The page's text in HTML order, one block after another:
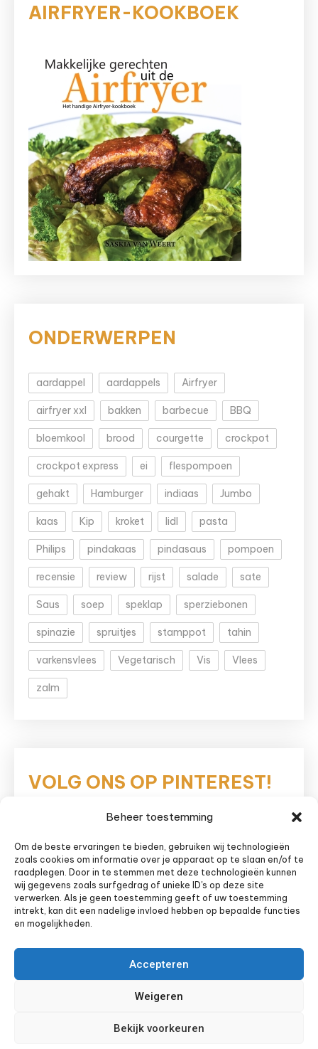
Beheer toestemming
Om de beste ervaringen te bieden, gebruiken wij technologieën
zoals cookies om informatie over je apparaat op te slaan en/of te
raadplegen. Door in te stemmen met deze technologieën kunnen
wij gegevens zoals surfgedrag of unieke ID's op deze site
verwerken. Als je geen toestemming geeft of uw toestemming
intrekt, kan dit een nadelige invloed hebben op bepaalde functies
en mogelijkheden.
Accepteren
Weigeren
Bekijk voorkeuren
AIRFRYER-KOOKBOEK
ONDERWERPEN
aardappel aardappels Airfryer
airfryer xxl bakken barbecue BBQ
bloemkool brood courgette crockpot
crockpot express ei flespompoen
gehakt Hamburger indiaas Jumbo
kaas Kip kroket lidl pasta
Philips pindakaas pindasaus pompoen
recensie review rijst salade sate
Saus soep speklap sperziebonen
spinazie spruitjes stamppot tahin
varkensvlees Vegetarisch Vis Vlees
zalm
VOLG ONS OP PINTEREST!